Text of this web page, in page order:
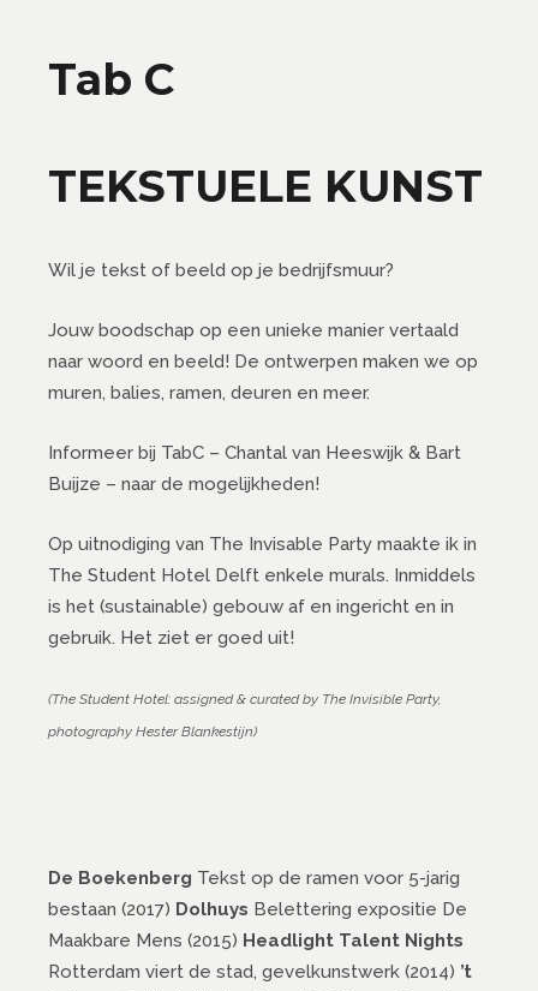
Tab C
TEKSTUELE KUNST
Wil je tekst of beeld op je bedrijfsmuur?
Jouw boodschap op een unieke manier vertaald
naar woord en beeld! De ontwerpen maken we op
muren, balies, ramen, deuren en meer.
Informeer bij TabC – Chantal van Heeswijk & Bart
Buijze – naar de mogelijkheden!
Op uitnodiging van The Invisable Party maakte ik in
The Student Hotel Delft enkele murals. Inmiddels
is het (sustainable) gebouw af en ingericht en in
gebruik. Het ziet er goed uit!
(The Student Hotel: assigned & curated by The Invisible Party,
photography Hester Blankestijn)
De Boekenberg Tekst op de ramen voor 5-jarig
bestaan (2017) Dolhuys Belettering expositie De
Maakbare Mens (2015) Headlight Talent Nights
Rotterdam viert de stad, gevelkunstwerk (2014) ’t